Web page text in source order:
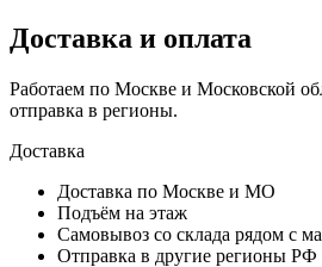
Доставка и оплата
Работаем по Москве и Московской
отправка в регионы.
Доставка
Доставка по Москве и МО
Подъём на этаж
Самовывоз со склада рядом с
Отправка в другие регионы РФ